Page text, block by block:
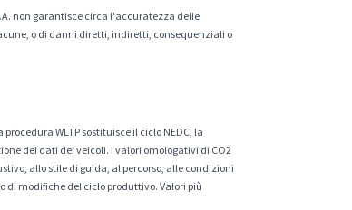
non garantisce circa l'accuratezza delle
o di danni diretti, indiretti, consequenziali o
WLTP sostituisce il ciclo NEDC, la
dei dati dei veicoli. I valori omologativi di CO2
allo stile di guida, al percorso, alle condizioni
di modifiche del ciclo produttivo. Valori più